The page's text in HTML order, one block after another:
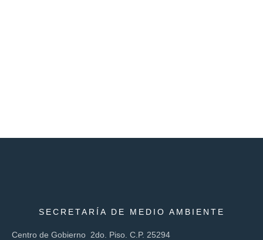
SECRETARÍA DE MEDIO AMBIENTE
Centro de Gobierno 2do. Piso. C.P. 25294